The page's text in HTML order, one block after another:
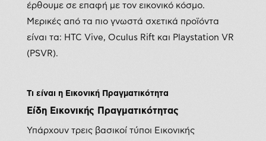
έρθουμε σε επαφή με τον εικονικό κόσμο.
Μερικές από τα πιο γνωστά σχετικά προϊόντα
είναι τα: HTC Vive, Oculus Rift και Playstation VR
(PSVR).
Τι είναι η Εικονική Πραγματικότητα
Είδη Εικονικής Πραγματικότητας
Υπάρχουν τρεις βασικοί τύποι Εικονικής